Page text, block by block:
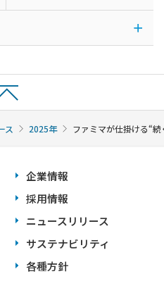
ス 2025年 ファミマが仕掛ける“
企業情報
採用情報
ニュースリリース
サステナビリティ
各種方針